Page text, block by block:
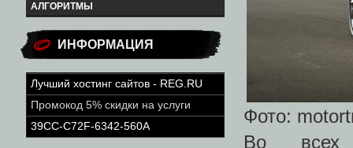
АЛГОРИТМЫ
ИНФОРМАЦИЯ
Лучший хостинг сайтов - REG.RU
Промокод 5% скидки на услуги
39CC-C72F-6342-560A
Фото:
Во всех